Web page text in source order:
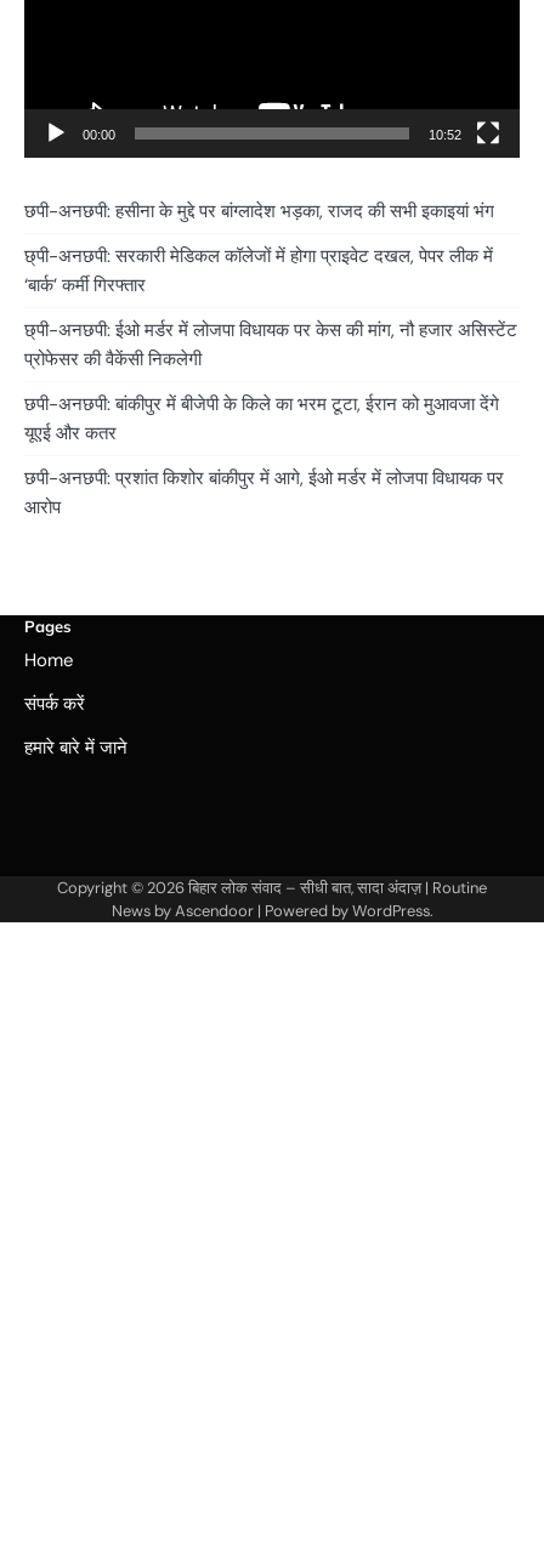
00:00 10:52
छपी-अनछपी: हसीना के मुद्दे पर बांग्लादेश भड़का, राजद की सभी इकाइयां भंग
छ्पी-अनछपी: सरकारी मेडिकल कॉलेजों में होगा प्राइवेट दखल, पेपर लीक में
‘बार्क’ कर्मी गिरफ्तार
छ्पी-अनछपी: ईओ मर्डर में लोजपा विधायक पर केस की मांग, नौ हजार असिस्टेंट
प्रोफेसर की वैकेंसी निकलेगी
छपी-अनछपी: बांकीपुर में बीजेपी के किले का भरम टूटा, ईरान को मुआवजा देंगे
यूएई और कतर
छपी-अनछपी: प्रशांत किशोर बांकीपुर में आगे, ईओ मर्डर में लोजपा विधायक पर
आरोप
Pages
Home
संपर्क करें
हमारे बारे में जाने
Copyright © 2026बिहार लोक संवाद – सीधी बात, सादा अंदाज़| Routine
News byAscendoor| Powered byWordPress.